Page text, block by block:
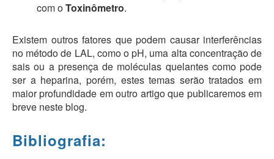
com oToxinômetro.
Existem outros fatores que podem causar interferências
no método de LAL, como o pH, uma alta concentração de
sais ou a presença de moléculas quelantes como pode
ser a heparina, porém, estes temas serão tratados em
maior profundidade em outro artigo que publicaremos em
breve neste blog.
Bibliografia: